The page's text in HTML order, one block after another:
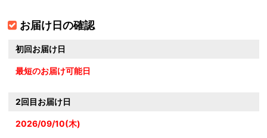
お届け日の確認
初回お届け日
最短のお届け可能日
2回目お届け日
2026/09/10(木)